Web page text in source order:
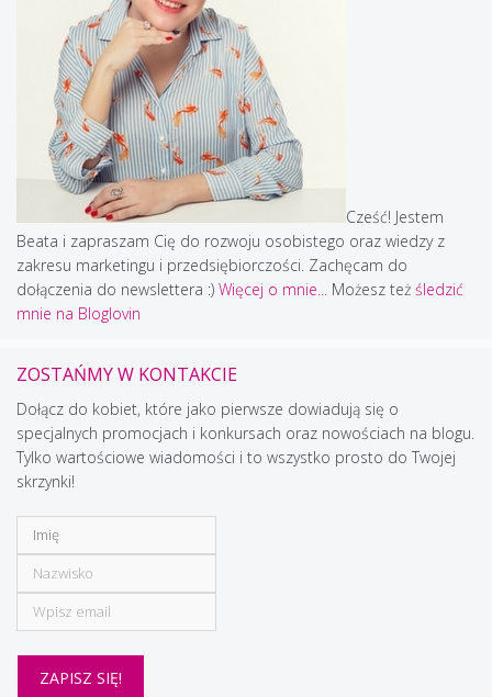
Cześć! Jestem
Beata i zapraszam Cię do rozwoju osobistego oraz wiedzy z
zakresu marketingu i przedsiębiorczości. Zachęcam do
dołączenia do newslettera :) Więcej o mnie... Możesz też śledzić
mnie na Bloglovin
ZOSTAŃMY W KONTAKCIE
Dołącz do kobiet, które jako pierwsze dowiadują się o
specjalnych promocjach i konkursach oraz nowościach na blogu.
Tylko wartościowe wiadomości i to wszystko prosto do Twojej
skrzynki!